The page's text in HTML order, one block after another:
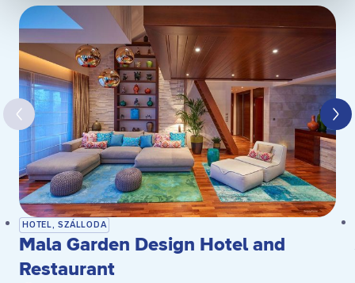
Kiválasztottak engedélyezése
Összes süti engedélyezése
Összes süti visszautasítása
Ön a hozzájárulását bármikor visszavonhatja a weboldal
ezen sütikezelési felületén keresztül. A hozzájárulás
visszavonása nem érinti a hozzájáruláson alapuló, a
visszavonás előtti adatkezelés jogszerűségét.
HOTEL, SZÁLLODA
Mala Garden Design Hotel and
Restaurant